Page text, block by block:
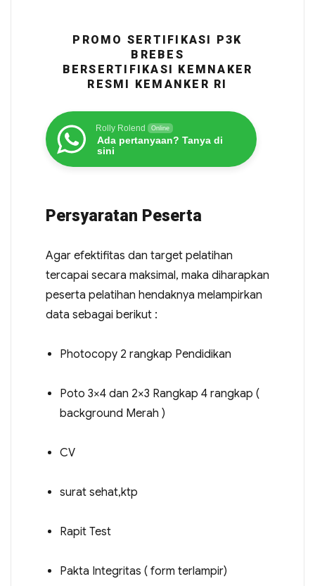
PROMO SERTIFIKASI P3K
BREBES
BERSERTIFIKASI KEMNAKER
RESMI KEMANKER RI
Rolly Rolend Online
Ada pertanyaan? Tanya di
sini
Persyaratan Peserta
Agar efektifitas dan target pelatihan
tercapai secara maksimal, maka diharapkan
peserta pelatihan hendaknya melampirkan
data sebagai berikut :
Photocopy 2 rangkap Pendidikan
Poto 3×4 dan 2×3 Rangkap 4 rangkap (
background Merah )
CV
surat sehat,ktp
Rapit Test
Pakta Integritas ( form terlampir)